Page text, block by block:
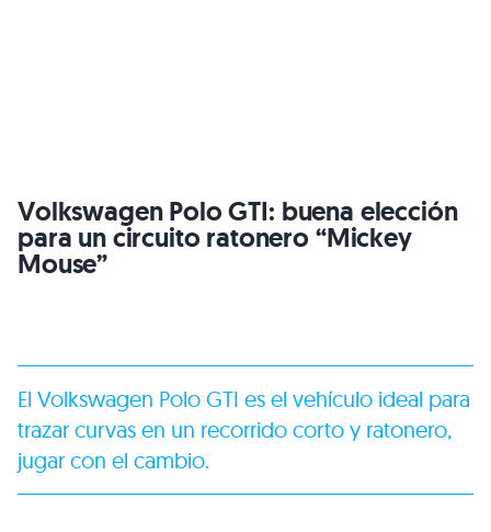
Volkswagen PoloGTI: buena elección
para un circuito ratonero “Mickey
Mouse”
El Volkswagen Polo GTI es el vehículo ideal para
trazar curvas en un recorrido corto y ratonero,
jugar con el cambio.